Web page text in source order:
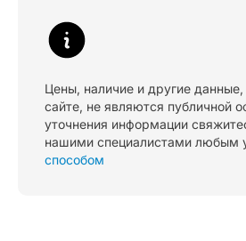
Цены, наличие и другие данные,
сайте, не являются публичной
уточнения информации
нашими специалистами любым
способом